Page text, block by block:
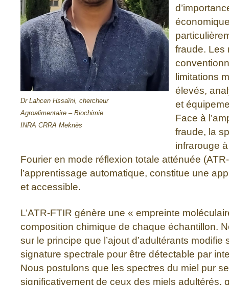
Dr Lahcen Hssaïni, chercheur
Agroalimentaire – Biochimie
INRA CRRA Meknès
fraude. Les
limitations
élevés,
et
Face à
fraude, la
infrarouge
Fourier en mode réflexion totale atténuée
l’apprentissage automatique, constitue une
et accessible.
L’ATR-FTIR génère une « empreinte
composition chimique de chaque échantillon.
sur le principe que l’ajout d’adultérants modifie
signature spectrale pour être détectable par
Nous postulons que les spectres du miel pur
significativement de ceux des miels adultérés,